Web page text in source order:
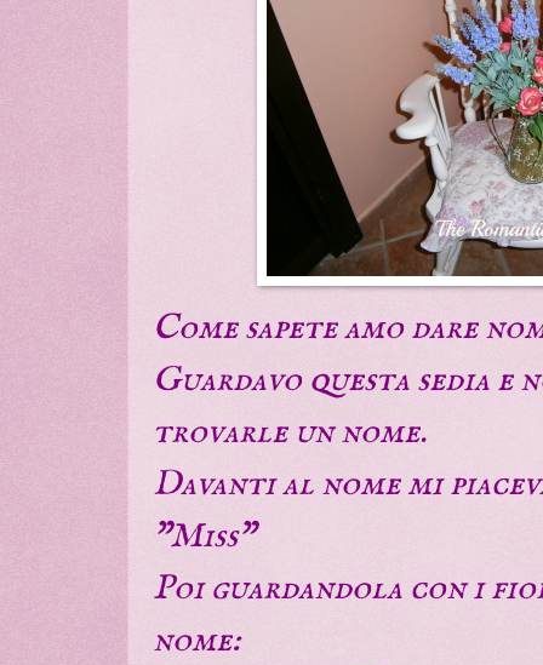
Come sapete amo dare
Guardavo questa sedia e
trovarle un nome.
Davanti al nome mi
"Miss"
Poi guardandola con i
nome: